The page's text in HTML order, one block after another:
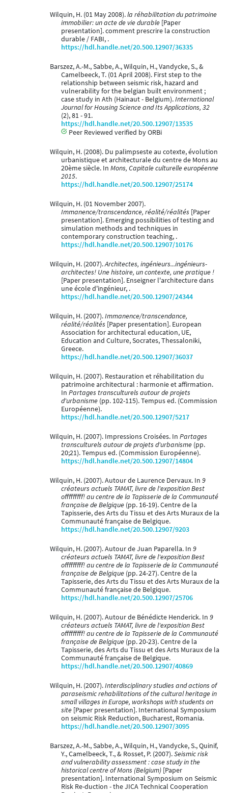
Wilquin, H. (01 May 2008).la réhabilitation du patrimoine
immobilier: un acte de vie durable [Paper
presentation]. comment prescrire la construction
durable / FABI, .
https://hdl.handle.net/20.500.12907/36335
Barszez, A.-M., Sabbe, A., Wilquin, H., Vandycke, S., &
Camelbeeck, T. (01 April 2008). First step to the
relationship between seismic risk, hazard and
vulnerability for the belgian built environment ;
case study in Ath (Hainaut - Belgium).International
Journal for Housing Science and Its Applications, 32
(2), 81 - 91.
https://hdl.handle.net/20.500.12907/13535
Peer Reviewed verified by ORBi
Wilquin, H. (2008). Du palimpseste au cotexte, évolution
urbanistique et architecturale du centre de Mons au
20ème siècle. In Mons, Capitale culturelle européenne
2015.
https://hdl.handle.net/20.500.12907/25174
Wilquin, H. (01 November 2007).
Immanence/transcendance, réalité/réalités [Paper
presentation]. Emerging possibilities of testing and
simulation methods and techniques in
contemporary construction teaching, .
https://hdl.handle.net/20.500.12907/10176
Wilquin, H. (2007).Architectes, ingénieurs...ingénieurs-
architectes! Une histoire, un contexte, une pratique !
[Paper presentation]. Enseigner l'architecture dans
une école d'ingénieur, .
https://hdl.handle.net/20.500.12907/24344
Wilquin, H. (2007).Immanence/transcendance,
réalité/réalités [Paper presentation]. European
Association for architectural education, UE,
Education and Culture, Socrates, Thessaloniki,
Greece.
https://hdl.handle.net/20.500.12907/36037
Wilquin, H. (2007). Restauration et réhabilitation du
patrimoine architectural : harmonie et affirmation.
In Partages transculturels autour de projets
d'urbanisme (pp. 102-115). Tempus ed. (Commission
Européenne).
https://hdl.handle.net/20.500.12907/5217
Wilquin, H. (2007). Impressions Croisées. In Partages
transculturels autour de projets d'urbanisme (pp.
20;21). Tempus ed. (Commission Européenne).
https://hdl.handle.net/20.500.12907/14804
Wilquin, H. (2007). Autour de Laurence Dervaux. In 9
créateurs actuels TAMAT, livre de l'exposition Best
offfffffff! au centre de la Tapisserie de la Communauté
française de Belgique (pp. 16-19). Centre de la
Tapisserie, des Arts du Tissu et des Arts Muraux de la
Communauté française de Belgique.
https://hdl.handle.net/20.500.12907/9203
Wilquin, H. (2007). Autour de Juan Paparella. In 9
créateurs actuels TAMAT, livre de l'exposition Best
offfffffff! au centre de la Tapisserie de la Communauté
française de Belgique (pp. 24-27). Centre de la
Tapisserie, des Arts du Tissu et des Arts Muraux de la
Communauté française de Belgique.
https://hdl.handle.net/20.500.12907/25706
Wilquin, H. (2007). Autour de Bénédicte Henderick. In 9
créateurs actuels TAMAT, livre de l'exposition Best
offfffffff! au centre de la Tapisserie de la Communauté
française de Belgique (pp. 20-23). Centre de la
Tapisserie, des Arts du Tissu et des Arts Muraux de la
Communauté française de Belgique.
https://hdl.handle.net/20.500.12907/40869
Wilquin, H. (2007).Interdisciplinary studies and actions of
paraseismic rehabilitations of the cultural heritage in
small villages in Europe, workshops with students on
site [Paper presentation]. International Symposium
on seismic Risk Reduction, Bucharest, Romania.
https://hdl.handle.net/20.500.12907/3095
Barszez, A.-M., Sabbe, A., Wilquin, H., Vandycke, S., Quinif,
Y., Camelbeeck, T., & Rosset, P. (2007).Seismic risk
and vulnerability assessment : case study in the
historical centre of Mons (Belgium) [Paper
presentation]. International Symposium on Seismic
Risk Re-duction - the JICA Technical Cooperation